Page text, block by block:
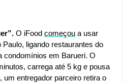
O iFood começou a usar
ligando restaurantes do
condomínios em Barueri. O
carrega até 5 kg e pousa
um entregador parceiro retira o